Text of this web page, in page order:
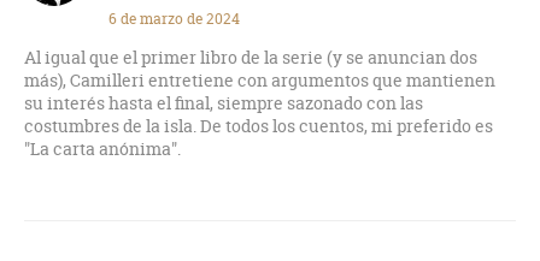
6 de marzo de 2024
Al igual que el primer libro de la serie (y se anuncian dos
más), Camilleri entretiene con argumentos que mantienen
su interés hasta el final, siempre sazonado con las
costumbres de la isla. De todos los cuentos, mi preferido es
"La carta anónima".